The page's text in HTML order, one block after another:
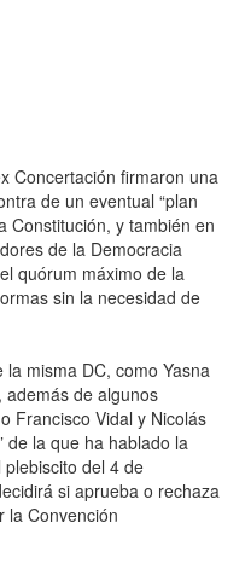
Concertación firmaron una
de un eventual “plan
Constitución, y también en
de la Democracia
quórum máximo de la
sin la necesidad de
misma DC, como Yasna
además de algunos
Francisco Vidal y Nicolás
de la que ha hablado la
del 4 de
si aprueba o rechaza
la Convención